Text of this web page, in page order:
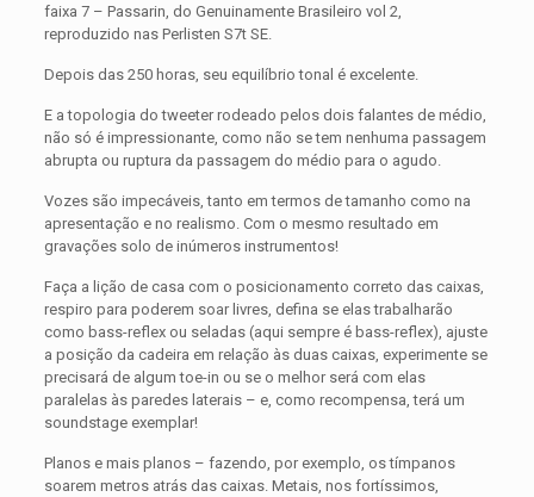
faixa 7 – Passarin, do Genuinamente Brasileiro vol 2,
reproduzido nas Perlisten S7t SE.
Depois das 250 horas, seu equilíbrio tonal é excelente.
E a topologia do tweeter rodeado pelos dois falantes de médio,
não só é impressionante, como não se tem nenhuma passagem
abrupta ou ruptura da passagem do médio para o agudo.
Vozes são impecáveis, tanto em termos de tamanho como na
apresentação e no realismo. Com o mesmo resultado em
gravações solo de inúmeros instrumentos!
Faça a lição de casa com o posicionamento correto das caixas,
respiro para poderem soar livres, defina se elas trabalharão
como bass-reflex ou seladas (aqui sempre é bass-reflex), ajuste
a posição da cadeira em relação às duas caixas, experimente se
precisará de algum toe-in ou se o melhor será com elas
paralelas às paredes laterais – e, como recompensa, terá um
soundstage exemplar!
Planos e mais planos – fazendo, por exemplo, os tímpanos
soarem metros atrás das caixas. Metais, nos fortíssimos,